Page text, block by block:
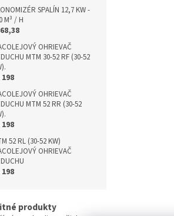
SPALÍN 12,7 KW -
M³ / H
OHRIEVAČ
MTM 30-52 RF (30-52
OHRIEVAČ
MTM 52 RR (30-52
52 RL (30-52 KW)
OHRIEVAČ
produkty